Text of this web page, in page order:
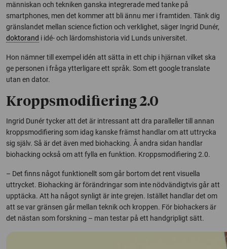
människan och tekniken ganska integrerade med tanke på
smartphones, men det kommer att bli ännu mer i framtiden. Tänk dig
gränslandet mellan science fiction och verklighet, säger Ingrid Dunér,
doktorand i idé- och lärdomshistoria vid Lunds universitet.
Hon nämner till exempel idén att sätta in ett chip i hjärnan vilket ska
ge personen i fråga ytterligare ett språk. Som ett google translate
utan en dator.
Kroppsmodifiering 2.0
Ingrid Dunér tycker att det är intressant att dra paralleller till annan
kroppsmodifiering som idag kanske främst handlar om att uttrycka
sig själv. Så är det även med biohacking. Å andra sidan handlar
biohacking också om att fylla en funktion. Kroppsmodifiering 2.0.
– Det finns något funktionellt som går bortom det rent visuella
uttrycket. Biohacking är förändringar som inte nödvändigtvis går att
upptäcka. Att ha något synligt är inte grejen. Istället handlar det om
att se var gränsen går mellan teknik och kroppen. För biohackers är
det nästan som forskning – man testar på ett handgripligt sätt.